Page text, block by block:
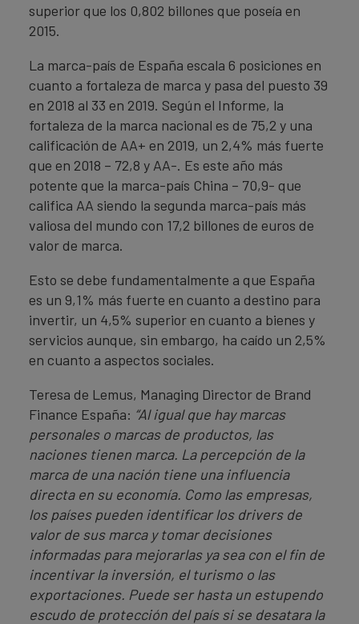
superior que los 0,802 billones que poseía en
2015.
La marca-país de España escala 6 posiciones en
cuanto a fortaleza de marca y pasa del puesto 39
en 2018 al 33 en 2019. Según el Informe, la
fortaleza de la marca nacional es de 75,2 y una
calificación de AA+ en 2019, un 2,4% más fuerte
que en 2018 – 72,8 y AA-. Es este año más
potente que la marca-país China – 70,9- que
califica AA siendo la segunda marca-país más
valiosa del mundo con 17,2 billones de euros de
valor de marca.
Esto se debe fundamentalmente a que España
es un 9,1% más fuerte en cuanto a destino para
invertir, un 4,5% superior en cuanto a bienes y
servicios aunque, sin embargo, ha caído un 2,5%
en cuanto a aspectos sociales.
Teresa de Lemus, Managing Director de Brand
Finance España: “Al igual que hay marcas
personales o marcas de productos, las
naciones tienen marca. La percepción de la
marca de una nación tiene una influencia
directa en su economía. Como las empresas,
los países pueden identificar los drivers de
valor de sus marca y tomar decisiones
informadas para mejorarlas ya sea con el fin de
incentivar la inversión, el turismo o las
exportaciones. Puede ser hasta un estupendo
escudo de protección del país si se desatara la